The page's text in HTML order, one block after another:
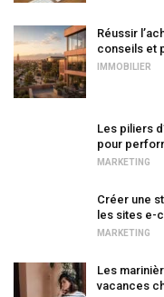
Réussir
conseils et
IMMOBILIER
Les piliers
pour
MARKETING
Créer une
les sites e-
MARKETING
Les
vacances